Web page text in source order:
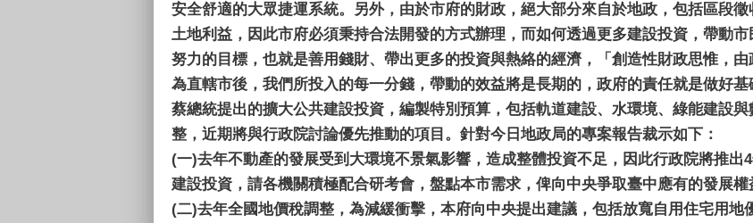
安全舒適的大眾捷運系統。另外，由於市府的財政，絕大部分來自於地政，包括區段
土地利益，因此市府必須秉持合法開發的方式辦理，而如何透過更多建設投資，帶動
努力的目標，也就是善用錢財、帶出更多的投資與熱絡的經濟，「創造性財政思惟，
為直轄市後，我們所投入的每一分錢，帶動的效益將是長期的，政府的責任就是做好
蔡總統提出的擴大公共建設投資，編製特別預算，包括軌道建設、水環境、綠能建設
整，近期將與行政院討論優先推動的項目。針對今日地政局的專案報告裁示如下：
(一)去年不動產的發展受到大環境不景氣影響，造成整體投資不足，因此行政院將推出
建設投資，請各機關積極配合研考會，盤點本市需求，俾向中央爭取臺中應有的發展權
(二)去年全國地價稅調整，為減緩衝擊，本府向中央提出建議，包括放寬自用住宅用